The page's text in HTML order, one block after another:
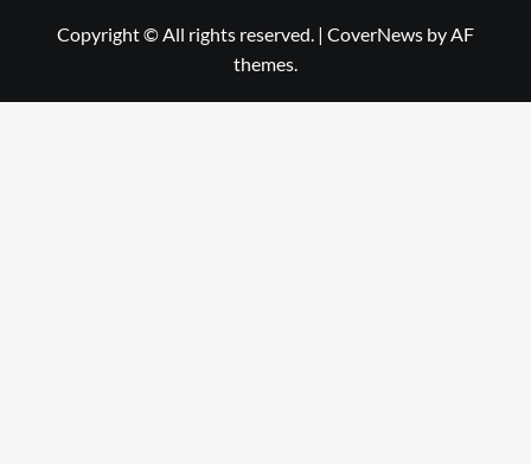
Copyright © All rights reserved. | CoverNews by AF
themes.